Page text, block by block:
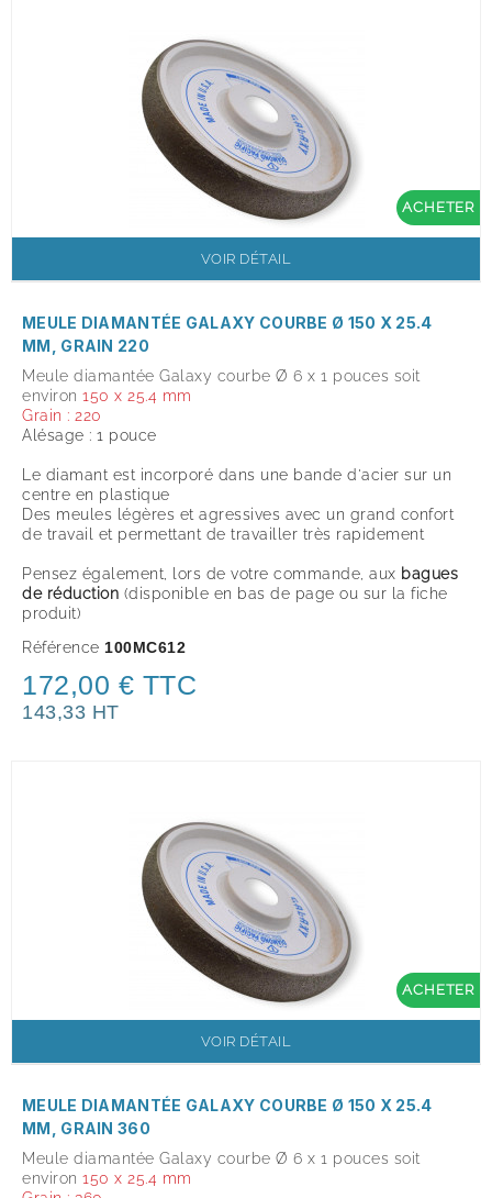
ACHETER
VOIR DÉTAIL
MEULE DIAMANTÉE GALAXY COURBE Ø 150 X 25.4
MM, GRAIN 220
Meule diamantée Galaxy courbe Ø 6 x 1 pouces soit
environ 150 x 25.4 mm
Grain : 220
Alésage : 1 pouce
Le diamant est incorporé dans une bande d'acier sur un
centre en plastique
Des meules légères et agressives avec un grand confort
de travail et permettant de travailler très rapidement
Pensez également, lors de votre commande, aux bagues
de réduction (disponible en bas de page ou sur la fiche
produit)
Référence 100MC612
172,00 € TTC
143,33 HT
ACHETER
VOIR DÉTAIL
MEULE DIAMANTÉE GALAXY COURBE Ø 150 X 25.4
MM, GRAIN 360
Meule diamantée Galaxy courbe Ø 6 x 1 pouces soit
environ 150 x 25.4 mm